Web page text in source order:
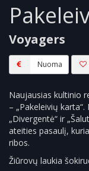
Voyagers
Nuoma
Naujausias kultinio
– „Pakeleivių
„Divergentė“ ir
ateities pasaulį,
ribos.
Žiūrovų laukia